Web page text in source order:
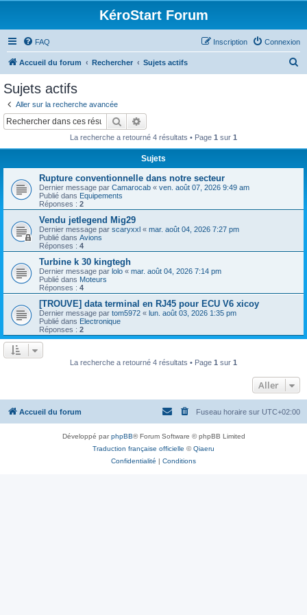
KéroStart Forum
FAQ Connexion
Inscription
Accueil du forum Rechercher Sujets actifs
r
Sujets actifs
Aller sur la recherche avancée
Rechercher
La recherche a retourné 4 résultats • Page 1 sur 1
Sujets
Rupture conventionnelle dans notre secteur
Dernier message par Camarocab « ven. août 07, 2026 9:49 am
Publié dans Equipements
Réponses : 2
Vendu jetlegend Mig29
Dernier message par scaryxxl « mar. août 04, 2026 7:27 pm
Publié dans Avions
Réponses : 4
Turbine k 30 kingtegh
Dernier message par lolo « mar. août 04, 2026 7:14 pm
Publié dans Moteurs
Réponses : 4
[TROUVE] data terminal en RJ45 pour ECU V6 xicoy
Dernier message par tom5972 « lun. août 03, 2026 1:35 pm
Publié dans Electronique
Réponses : 2
La recherche a retourné 4 résultats • Page 1 sur 1
Aller
Accueil du forum Fuseau horaire sur UTC+02:00
Développé parphpBB® Forum Software © phpBB Limited
Traduction française officielle ©Qiaeru
Confidentialité | Conditions